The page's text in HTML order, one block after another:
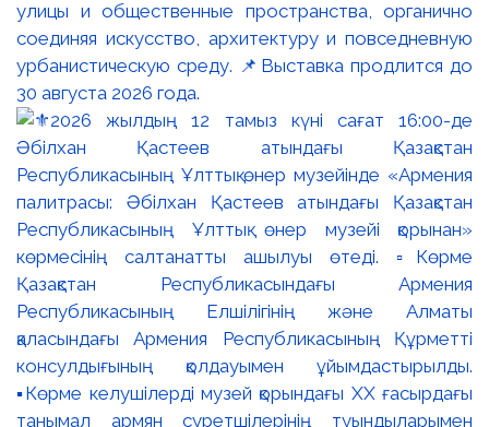
улицы и общественные пространства, органично
соединяя искусство, архитектуру и повседневную
урбанистическую среду. 📌Выставка продлится до
30 августа 2026 года.